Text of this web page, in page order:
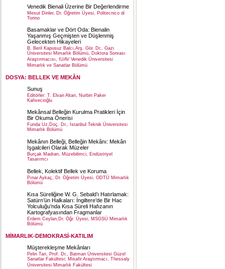
Venedik Bienali Üzerine Bir Değerlendirme
Mesut Dinler, Dr. Öğretim Üyesi, Politecnico di
Torino
Basamaklar ve Dört Oda: Bienalin
Yaşanmış Geçmişten ve Düşlenmiş
Gelecekten Hikayeleri
B. Beril Kapusuz Balcı,Arş. Gör. Dr., Gazi
Üniversitesi Mimarlık Bölümü, Doktora Sonrası
Araştırmacısı, IUAV Venedik Üniversitesi
Mimarlık ve Sanatlar Bölümü
DOSYA: BELLEK VE MEKÂN
Sunuş
Editörler: T. Elvan Altan, Nurbin Paker
Kahvecioğlu
Mekânsal Belleğin Kurulma Pratikleri İçin
Bir Okuma Önerisi
Funda Uz,Doç. Dr., İstanbul Teknik Üniversitesi
Mimarlık Bölümü
Mekânın Belleği, Belleğin Mekânı: Mekân
İşgalcileri Olarak Müzeler
Burçak Madran, Müzebilimci, Endüstriyel
Tasarımcı
Bellek, Kolektif Bellek ve Koruma
Pınar Aykaç, Dr. Öğretim Üyesi, ODTÜ Mimarlık
Bölümü
Kısa Süreliğine W. G. Sebald’ı Hatırlamak:
Satürn’ün Halkaları: İngiltere’de Bir Hac
Yolculuğu’nda Kısa Süreli Hafızanın
Kartografyasından Fragmanlar
Erdem Ceylan,Dr. Öğr. Üyesi, MSGSÜ Mimarlık
Bölümü
MİMARLIK-DEMOKRASİ-KATILIM
Müşterekleşme Mekânları
Pelin Tan, Prof. Dr., Batman Üniversitesi Güzel
Sanatlar Fakültesi; Misafir Araştırmacı, Thessaly
Üniversitesi Mimarlık Fakültesi